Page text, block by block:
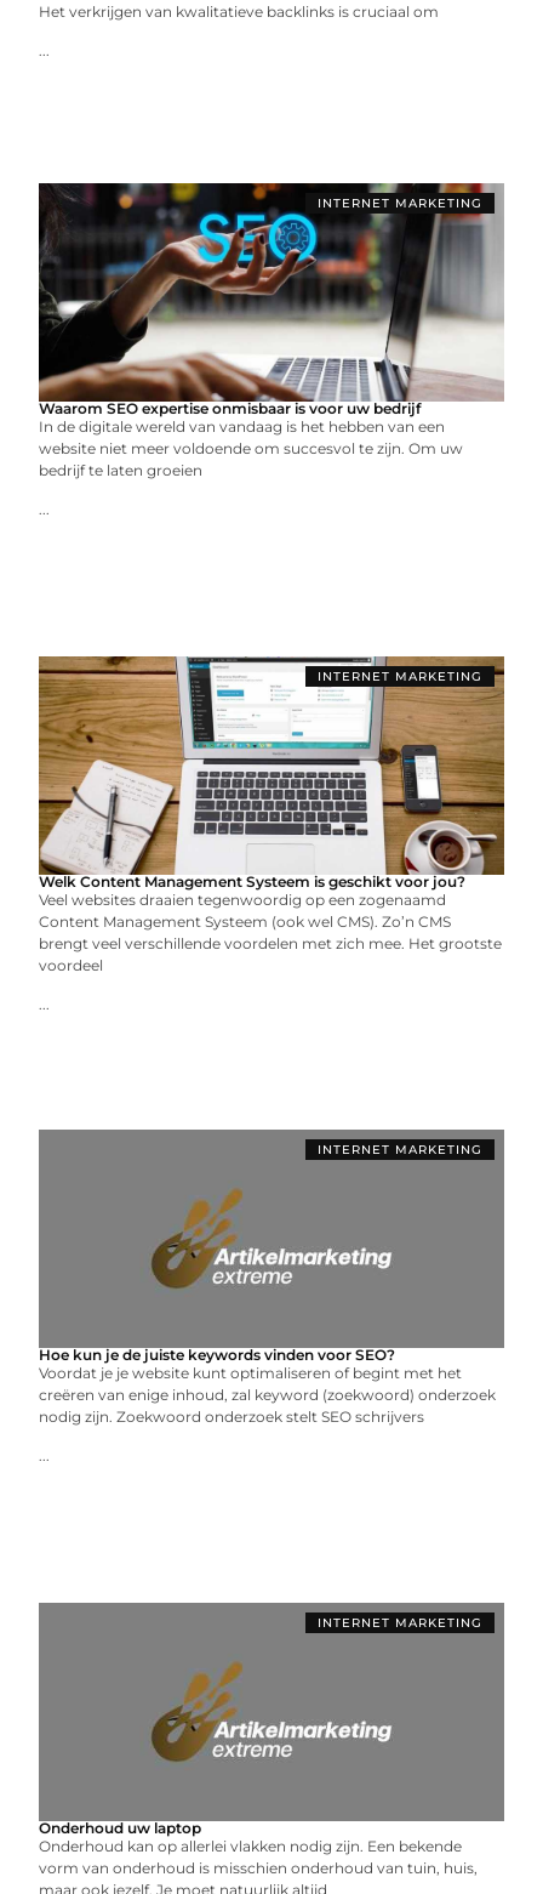
Het verkrijgen van kwalitatieve backlinks is cruciaal om
...
INTERNET MARKETING
Waarom SEO expertise onmisbaar is voor uw bedrijf
In de digitale wereld van vandaag is het hebben van een
website niet meer voldoende om succesvol te zijn. Om uw
bedrijf te laten groeien
...
INTERNET MARKETING
Welk Content Management Systeem is geschikt voor jou?
Veel websites draaien tegenwoordig op een zogenaamd
Content Management Systeem (ook wel CMS). Zo’n CMS
brengt veel verschillende voordelen met zich mee. Het grootste
voordeel
...
INTERNET MARKETING
Hoe kun je de juiste keywords vinden voor SEO?
Voordat je je website kunt optimaliseren of begint met het
creëren van enige inhoud, zal keyword (zoekwoord) onderzoek
nodig zijn. Zoekwoord onderzoek stelt SEO schrijvers
...
INTERNET MARKETING
Onderhoud uw laptop
Onderhoud kan op allerlei vlakken nodig zijn. Een bekende
vorm van onderhoud is misschien onderhoud van tuin, huis,
maar ook jezelf. Je moet natuurlijk altijd